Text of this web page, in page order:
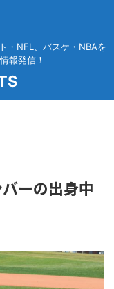
・NFL、バスケ・NBAを
報発信！
ーの出身中